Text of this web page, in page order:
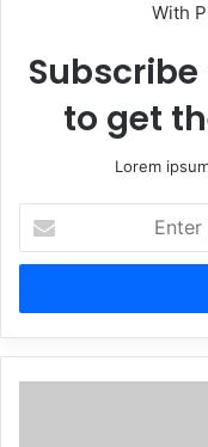
With
to get
Lorem
your
Email